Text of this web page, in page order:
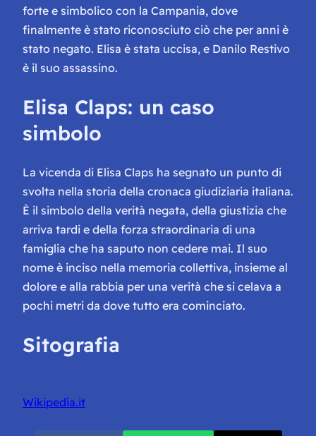
forte e simbolico con la Campania, dove
finalmente è stato riconosciuto ciò che per anni è
stato negato. Elisa è stata uccisa, e Danilo Restivo
è il suo assassino.
Elisa Claps: un caso
simbolo
La vicenda di Elisa Claps ha segnato un punto di
svolta nella storia della cronaca giudiziaria italiana.
È il simbolo della verità negata, della giustizia che
arriva tardi e della forza straordinaria di una
famiglia che ha saputo non cedere mai. Il suo
nome è inciso nella memoria collettiva, insieme al
dolore e alla rabbia per una verità che si celava a
pochi metri da dove tutto era cominciato.
Sitografia
Wikipedia.it